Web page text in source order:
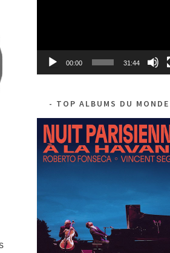
00:00 31:44
TOP ALBUMS DU MONDE